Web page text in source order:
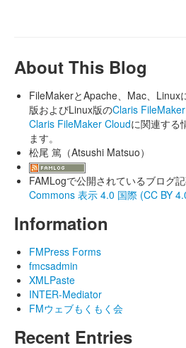
About This Blog
FileMakerとApache、Mac、Linux
版およびLinux版のClaris
Claris FileMaker Cloudに関連する
ます。
松尾 篤（Atsushi Matsuo）
FAMLogで公開されているブログ
Commons 表示 4.0 国際 (CC BY
Information
FMPress Forms
fmcsadmin
XMLPaste
INTER-Mediator
FMウェブもくもく会
Recent Entries